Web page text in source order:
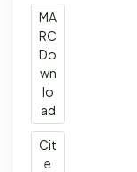
MA
RC
Do
wn
lo
ad
Cit
e